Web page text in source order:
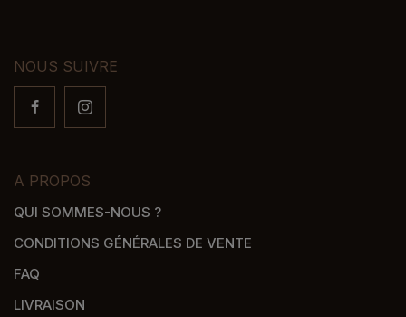
NOUS SUIVRE
A PROPOS
QUI SOMMES-NOUS ?
CONDITIONS GÉNÉRALES DE VENTE
FAQ
LIVRAISON